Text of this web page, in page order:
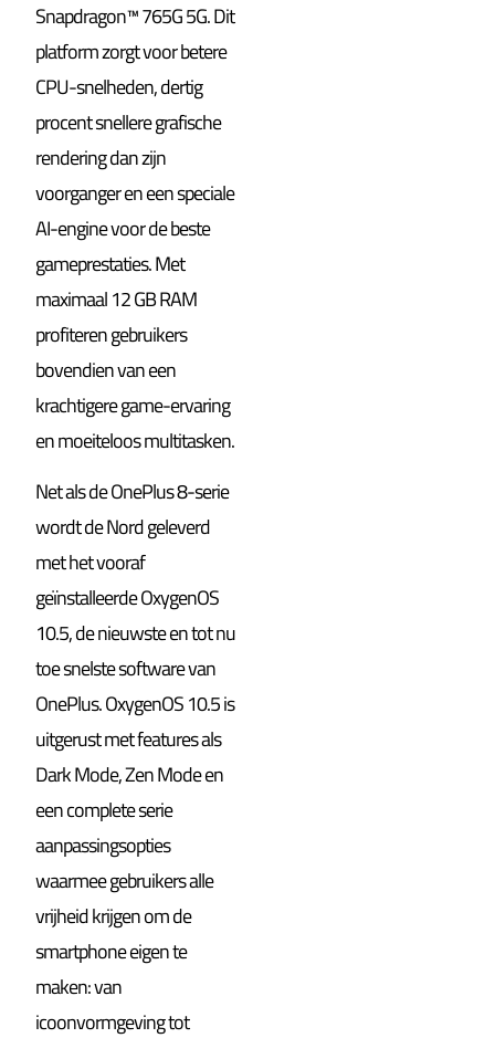
Snapdragon™ 765G 5G. Dit
platform zorgt voor betere
CPU-snelheden, dertig
procent snellere grafische
rendering dan zijn
voorganger en een speciale
AI-engine voor de beste
gameprestaties. Met
maximaal 12 GB RAM
profiteren gebruikers
bovendien van een
krachtigere game-ervaring
en moeiteloos multitasken.
Net als de OnePlus 8-serie
wordt de Nord geleverd
met het vooraf
geïnstalleerde OxygenOS
10.5, de nieuwste en tot nu
toe snelste software van
OnePlus. OxygenOS 10.5 is
uitgerust met features als
Dark Mode, Zen Mode en
een complete serie
aanpassingsopties
waarmee gebruikers alle
vrijheid krijgen om de
smartphone eigen te
maken: van
icoonvormgeving tot